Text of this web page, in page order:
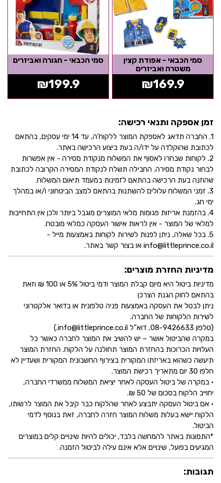
סמי הכבאי - אפודת קצין
משטרה ואביזרים
₪169.9
סמי הכבאי - חגורה ואביזרים
₪199.9
זמן אספקה ותנאי רכישה:
1. החברה תדאג לאספקת המוצר ללקוח'ה, עד 14 ימי עסקים, בהתאם
לכתובת שהוקלדה על ידו/ה בעת ביצוע הרכישה באתר.
2. לקוחות שבחרו לאסוף את המשלוח מנקודת מסירה - אין אפשרות
לבחור נקודת מסירה. החבילה תשלח לנקודת המסירה הקרובה לכתובת
שהוזנה בעת הרכישה בהתאם לזמינות במעמד תיאום המשלוח.
3. זמני המשלוח עלולים להשתנות בהתאם למצב הביטחוני ו/או במהלך
ימי חג.
4. בהזמנת אריזות פגומות מלאי המוצרים מוגבל ביותר ולכן אין התחייבות
למלאי של המוצר - אין לראות אישור העסקה כמלאי מובטח.
5. בכל שאלה, ניתן לפנות לשירות לקוחות באמצעות מייל -
info@littleprince.co.il או בצור קשר באתר.
מדיניות החזרת מוצרים:
מדיניות ביטול היא מיום קבלת המוצר ודמי ביטול 5% או 100 ₪ וזאת
בהתאם לחוק הגנת הצרכן
ניתן לבטל את העסקה באמצעות פניה טלפונית או בדואר אלקטרוני
לשירות הלקוחות של החברה.
(טלפון 08-9426633, דוא”ל info@littleprince.co.il.)
במקרה שהביטול אושר – יש להשיב את המוצר לחברה כאשר כל
העלויות הכרוכות בהחזרת המוצר תחולנה על הלקוח. החזרת המוצר
תיעשה כשהוא באריזתו המקורית בצירוף החשבונית המקורית ושעדיין לא
חלפו 30 יום מתאריך רכישת המוצר.
• במקרה של ביטול העסקה לאחר יציאת המשלוח ממשרדי החברה,
יחוייב הלקוח בסכום של 50 ₪.
• אם ביטול העסקה יתבצע לאחר שהלקוח כבר קיבל את המוצר לרשותו,
הלקוח יישא בעלות משלוח המוצר חזרה לחברה, זאת בנוסף לדמי
הביטול.
*התמונות באתר להמחשה בלבד, יכולים להיות שינויים קלים במוצרים
המגיעים בפועל, שינויים אלא אינם עילה לביטול הזמנה.
תגובות: